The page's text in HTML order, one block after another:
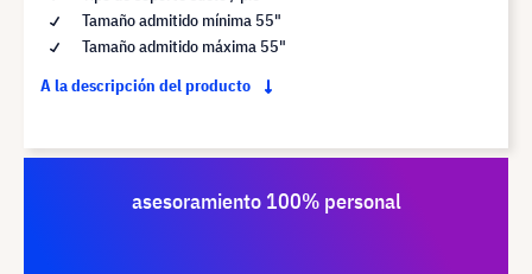
Tamaño admitido mínima 55"
Tamaño admitido máxima 55"
A la descripción del producto
asesoramiento 100% personal